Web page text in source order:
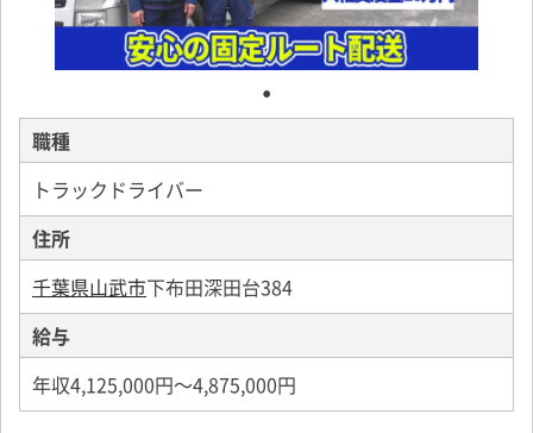
職種
トラックドライバー
住所
千葉県山武市下布田深田台384
給与
年収4,125,000円～4,875,000円